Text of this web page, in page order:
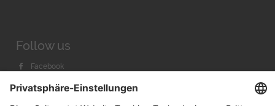
Follow us
Facebook
Youtube